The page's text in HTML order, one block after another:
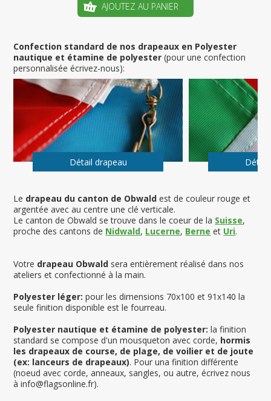
Le drapeau du canton de Obwald est de couleur rouge et
argentée avec au centre une clé verticale.
Le canton de Obwald se trouve dans le coeur de la Suisse,
proche des cantons de Nidwald, Lucerne, Berne et Uri.
Votre drapeau Obwald sera entièrement réalisé dans nos
ateliers et confectionné à la main.
Polyester léger: pour les dimensions 70x100 et 91x140 la
seule finition disponible est le fourreau.
Polyester nautique et étamine de polyester: la finition
standard se compose d'un mousqueton avec corde, hormis
les drapeaux de course, de plage, de voilier et de joute
(ex: lanceurs de drapeaux). Pour una finition différente
(noeud avec corde, anneaux, sangles, ou autre, écrivez nous
à info@flagsonline.fr).
AJOUTEZ AU PANIER
Confection standard de nos drapeaux en Polyester
nautique et étamine de polyester(pour une confection
personnalisée écrivez-nous):
Détail drapeau Détail